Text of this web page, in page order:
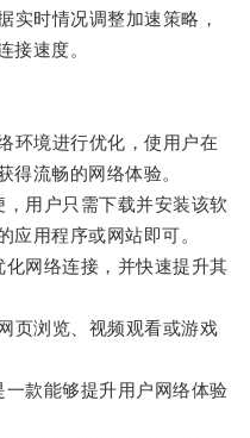
时情况调整加速策略，
接速度。
境进行优化，使用户在
得流畅的网络体验。
用户只需下载并安装该软
应用程序或网站即可。
网络连接，并快速提升其
浏览、视频观看或游戏
款能够提升用户网络体验